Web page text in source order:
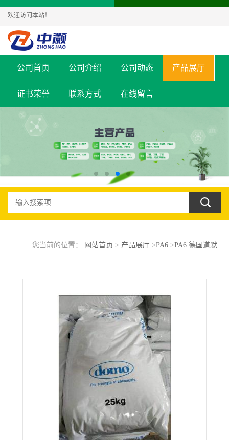
欢迎访问本站！
公司首页 公司介绍 公司动态 产品展厅
证书荣誉 联系方式 在线留言
您当前的位置： 网站首页 > 产品展厅>PA6>PA6 德国道默